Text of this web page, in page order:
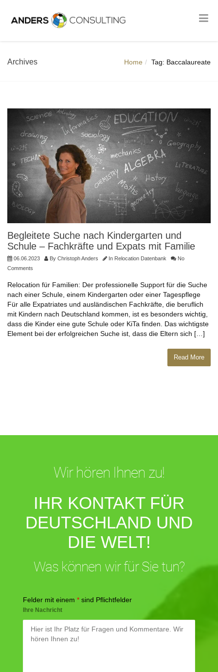
Archives Home Tag: Baccalaureate
Begleitete Suche nach Kindergarten und
Schule – Fachkräfte und Expats mit Familie
06.06.2023 By Christoph Anders In Relocation Datenbank
No
Comments
Relocation für Familien: Der professionelle Support für die Suche
nach einer Schule, einem Kindergarten oder einer Tagespflege
Für alle Expatriates und ausländischen Fachkräfte, die beruflich
mit Kindern nach Deutschland kommen, ist es besonders wichtig,
dass die Kinder eine gute Schule oder KiTa finden. Das wichtigste
Element bei der erfolgreichen Suche ist, dass die Eltern sich […]
Read More
Wir hören Ihnen zu!
IHR KONTAKT FÜR
DEUTSCHLAND UND
DIE WELT!
Was können wir für Sie tun?
Felder mit einem * sind Pflichtfelder
Ihre Nachricht